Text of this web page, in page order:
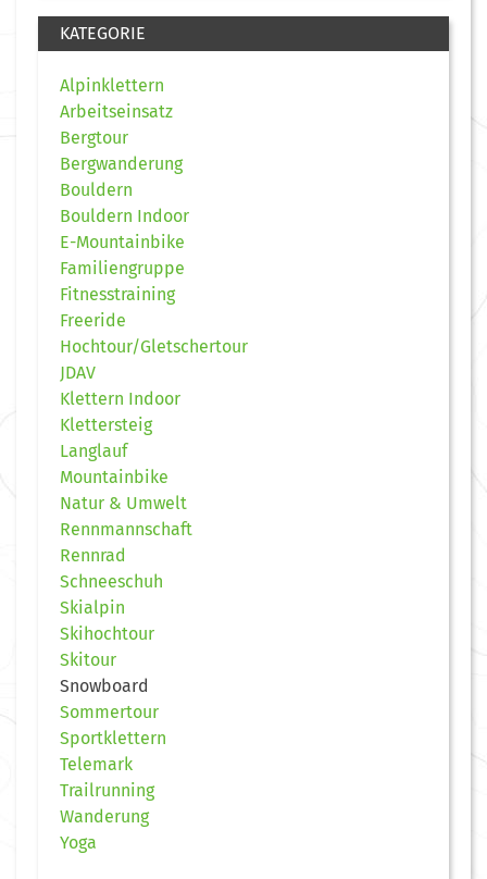
KATEGORIE
Alpinklettern
Arbeitseinsatz
Bergtour
Bergwanderung
Bouldern
Bouldern Indoor
E-Mountainbike
Familiengruppe
Fitnesstraining
Freeride
Hochtour/Gletschertour
JDAV
Klettern Indoor
Klettersteig
Langlauf
Mountainbike
Natur & Umwelt
Rennmannschaft
Rennrad
Schneeschuh
Skialpin
Skihochtour
Skitour
Snowboard
Sommertour
Sportklettern
Telemark
Trailrunning
Wanderung
Yoga